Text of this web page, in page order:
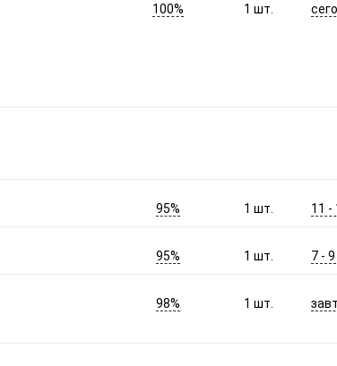
100% 1шт.
95% 1шт. 11 -
95% 1шт. 7 -
98% 1шт.